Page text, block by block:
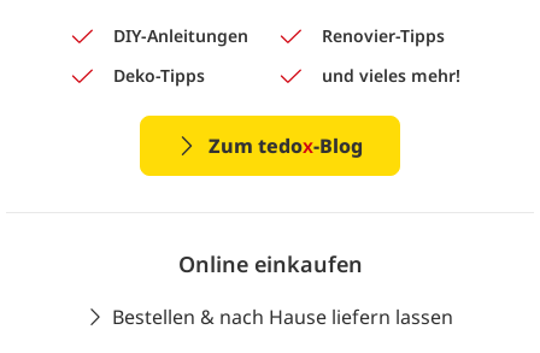
DIY-Anleitungen
Renovier-Tipps
Deko-Tipps
und vieles mehr!
Zum tedox-Blog
Online einkaufen
Bestellen & nach Hause liefern lassen